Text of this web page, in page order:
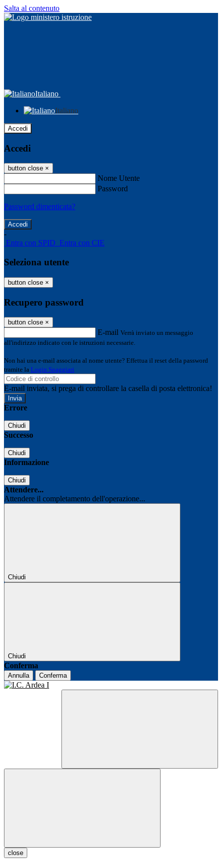
Salta al contenuto
Italiano
Italiano
Accedi
Accedi
button close ×
Nome Utente
Password
Password dimenticata?
-
Entra con SPID Entra con CIE
Seleziona utente
button close ×
Recupero password
button close ×
E-mail Verrà inviato un messaggio
all'indirizzo indicato con le istruzioni necessarie.
Non hai una e-mail associata al nome utente? Effettua il reset della password
tramite la Login Spaggiari
E-mail inviata, si prega di controllare la casella di posta elettronica!
Errore
Chiudi
Successo
Chiudi
Informazione
Chiudi
Attendere...
Attendere il completamento dell'operazione...
Chiudi
Chiudi
Conferma
Annulla Conferma
close